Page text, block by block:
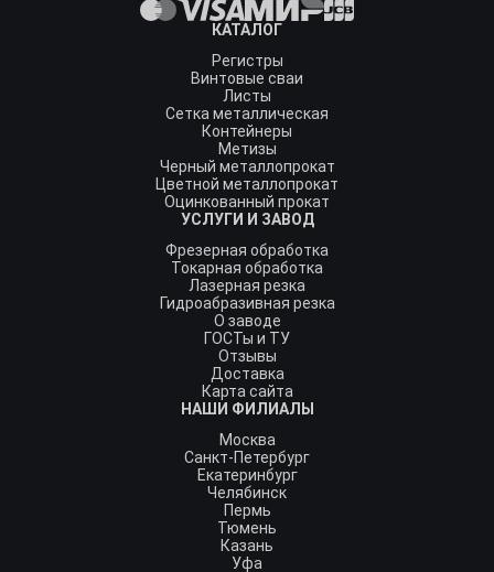
КАТАЛОГ
Регистры
Винтовые сваи
Листы
Сетка металлическая
Контейнеры
Метизы
Черный металлопрокат
Цветной металлопрокат
Оцинкованный прокат
УСЛУГИ И ЗАВОД
Фрезерная обработка
Токарная обработка
Лазерная резка
Гидроабразивная резка
О заводе
ГОСТы и ТУ
Отзывы
Доставка
Карта сайта
НАШИ ФИЛИАЛЫ
Москва
Санкт-Петербург
Екатеринбург
Челябинск
Пермь
Тюмень
Казань
Уфа